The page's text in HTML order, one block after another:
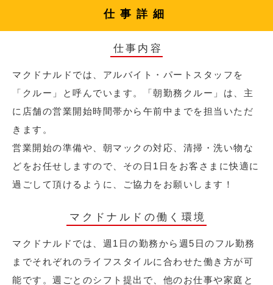
仕事詳細
仕事内容
マクドナルドでは、アルバイト・パートスタッフを
「クルー」と呼んでいます。「朝勤務クルー」は、主
に店舗の営業開始時間帯から午前中までを担当いただ
きます。
営業開始の準備や、朝マックの対応、清掃・洗い物な
どをお任せしますので、その日1日をお客さまに快適に
過ごして頂けるように、ご協力をお願いします！
マクドナルドの働く環境
マクドナルドでは、週1日の勤務から週5日のフル勤務
までそれぞれのライフスタイルに合わせた働き方が可
能です。週ごとのシフト提出で、他のお仕事や家庭と